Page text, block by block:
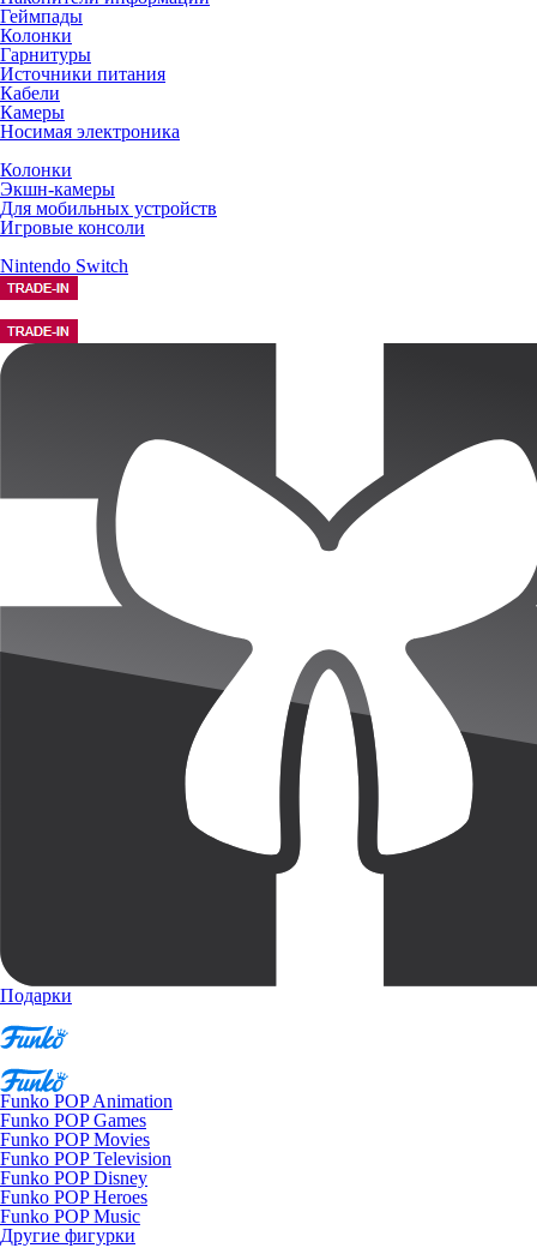
Геймпады
Колонки
Гарнитуры
Источники питания
Кабели
Камеры
Носимая электроника
Колонки
Экшн-камеры
Для мобильных устройств
Игровые консоли
Nintendo Switch
Подарки
Funko POP Animation
Funko POP Games
Funko POP Movies
Funko POP Television
Funko POP Disney
Funko POP Heroes
Funko POP Music
Другие фигурки